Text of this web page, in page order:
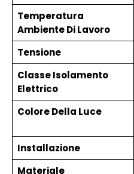
Temperatura
Ambiente Di Lavoro
Tensione
Classe Isolamento
Elettrico
Colore Della Luce
Installazione
Materiale